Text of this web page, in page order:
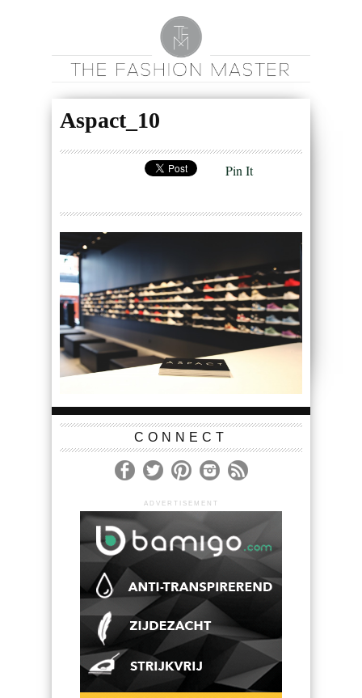
Aspact_10
Pin It
CONNECT
ADVERTISEMENT